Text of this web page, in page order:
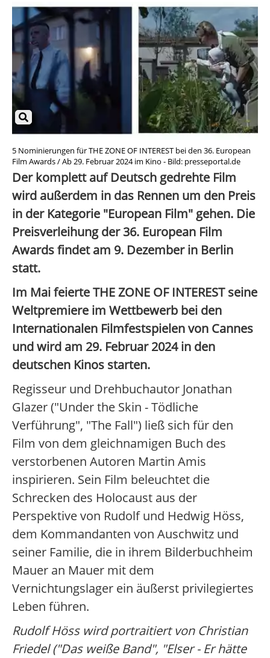
5 Nominierungen für THE ZONE OF INTEREST bei den 36. European
Film Awards / Ab 29. Februar 2024 im Kino - Bild: presseportal.de
Der komplett auf Deutsch gedrehte Film
wird außerdem in das Rennen um den Preis
in der Kategorie "European Film" gehen. Die
Preisverleihung der 36. European Film
Awards findet am 9. Dezember in Berlin
statt.
Im Mai feierte THE ZONE OF INTEREST seine
Weltpremiere im Wettbewerb bei den
Internationalen Filmfestspielen von Cannes
und wird am 29. Februar 2024 in den
deutschen Kinos starten.
Regisseur und Drehbuchautor Jonathan
Glazer ("Under the Skin - Tödliche
Verführung", "The Fall") ließ sich für den
Film von dem gleichnamigen Buch des
verstorbenen Autoren Martin Amis
inspirieren. Sein Film beleuchtet die
Schrecken des Holocaust aus der
Perspektive von Rudolf und Hedwig Höss,
dem Kommandanten von Auschwitz und
seiner Familie, die in ihrem Bilderbuchheim
Mauer an Mauer mit dem
Vernichtungslager ein äußerst privilegiertes
Leben führen.
Rudolf Höss wird portraitiert von Christian
Friedel ("Das weiße Band", "Elser - Er hätte